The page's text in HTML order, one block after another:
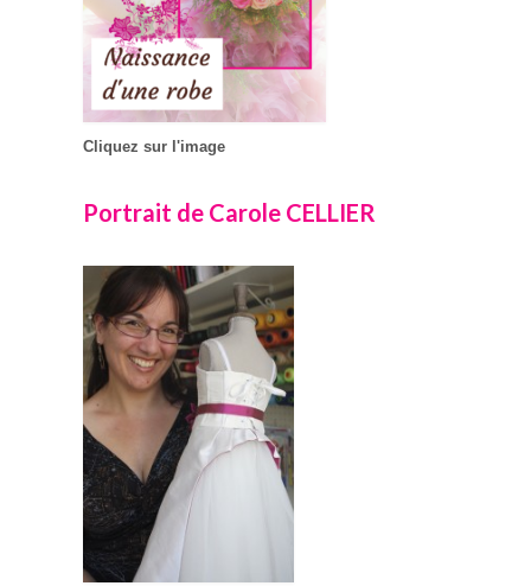
Cliquez sur l'image
Portrait de Carole CELLIER